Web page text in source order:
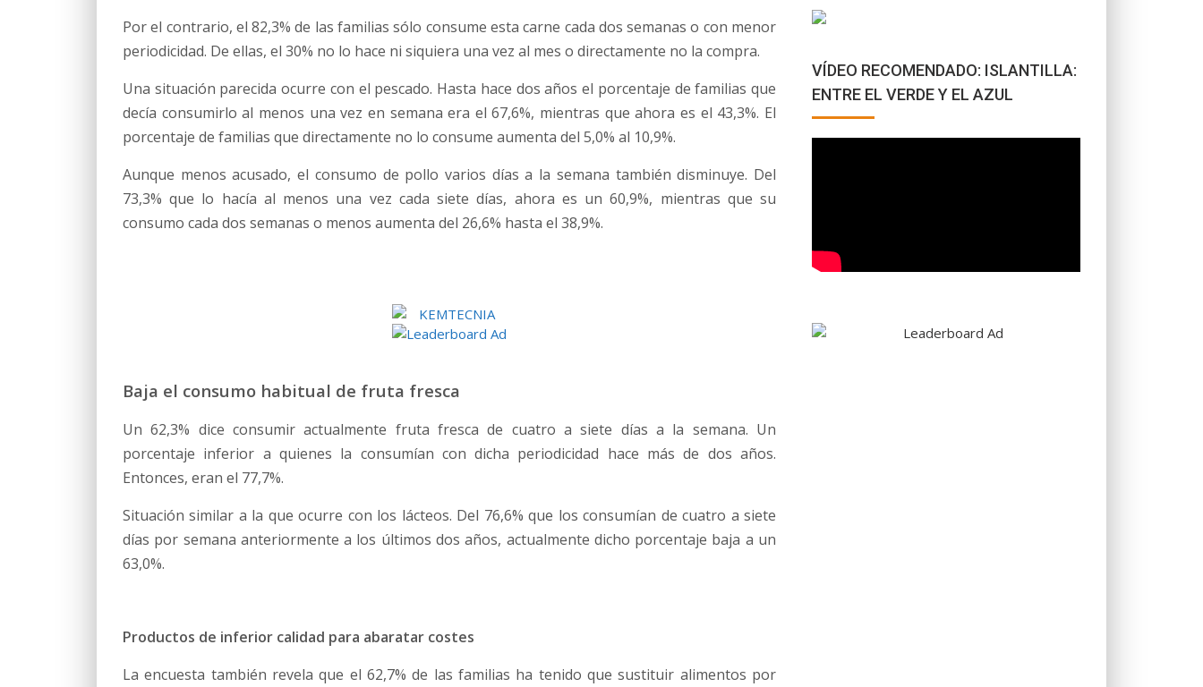
Por el contrario, el 82,3% de las familias sólo consume esta carne cada dos semanas o con menor
periodicidad. De ellas, el 30% no lo hace ni siquiera una vez al mes o directamente no la compra.
Una situación parecida ocurre con el pescado. Hasta hace dos años el porcentaje de familias que
decía consumirlo al menos una vez en semana era el 67,6%, mientras que ahora es el 43,3%. El
porcentaje de familias que directamente no lo consume aumenta del 5,0% al 10,9%.
Aunque menos acusado, el consumo de pollo varios días a la semana también disminuye. Del
73,3% que lo hacía al menos una vez cada siete días, ahora es un 60,9%, mientras que su
consumo cada dos semanas o menos aumenta del 26,6% hasta el 38,9%.
Baja el consumo habitual de fruta fresca
Un 62,3% dice consumir actualmente fruta fresca de cuatro a siete días a la semana. Un
porcentaje inferior a quienes la consumían con dicha periodicidad hace más de dos años.
Entonces, eran el 77,7%.
Situación similar a la que ocurre con los lácteos. Del 76,6% que los consumían de cuatro a siete
días por semana anteriormente a los últimos dos años, actualmente dicho porcentaje baja a un
63,0%.
Productos de inferior calidad para abaratar costes
La encuesta también revela que el 62,7% de las familias ha tenido que sustituir alimentos por
VÍDEO RECOMENDADO: ISLANTILLA:
ENTRE EL VERDE Y EL AZUL